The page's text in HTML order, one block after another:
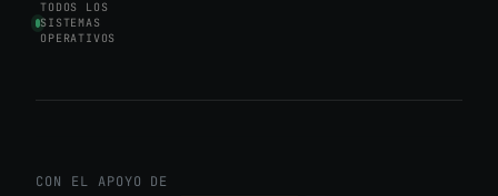
TODOS LOS
SISTEMAS
OPERATIVOS
CON EL APOYO DE